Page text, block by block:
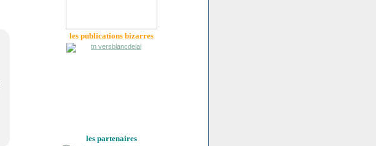
les publications bizarres
les partenaires